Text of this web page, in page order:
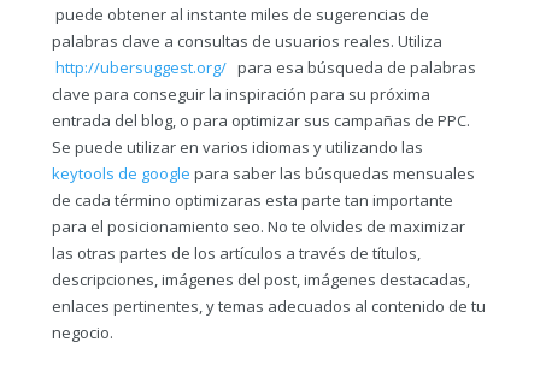
puede obtener al instante miles de sugerencias de
palabras clave a consultas de usuarios reales. Utiliza
http://ubersuggest.org/para esa búsqueda de palabras
clave para conseguir la inspiración para su próxima
entrada del blog, o para optimizar sus campañas de PPC.
Se puede utilizar en varios idiomas y utilizando las
keytools de google para saber las búsquedas mensuales
de cada término optimizaras esta parte tan importante
para el posicionamiento seo. No te olvides de maximizar
las otras partes de los artículos a través de títulos,
descripciones, imágenes del post, imágenes destacadas,
enlaces pertinentes, y temas adecuados al contenido de tu
negocio.